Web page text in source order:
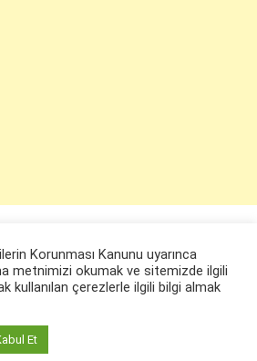
2022
Korunması Kanunu uyarınca
metnimizi okumak ve sitemizde ilgili
kullanılan çerezlerle ilgili bilgi almak
Et